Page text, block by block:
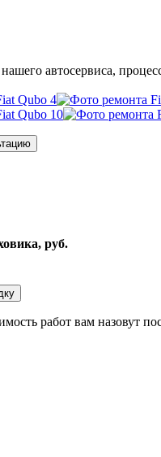
автосервиса,
руб.
работ вам назовут